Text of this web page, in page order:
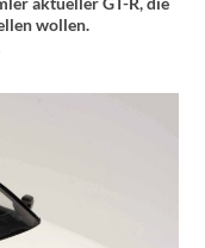
wollen.